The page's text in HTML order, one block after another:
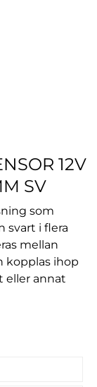
12V
SV
som
svart i flera
mellan
kopplas ihop
eller annat